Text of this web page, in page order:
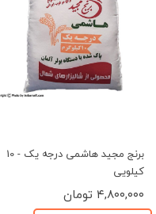
برنج مجید هاشمی درجه یک - 10
کیلویی
۴,۸۰۰,۰۰۰ تومان